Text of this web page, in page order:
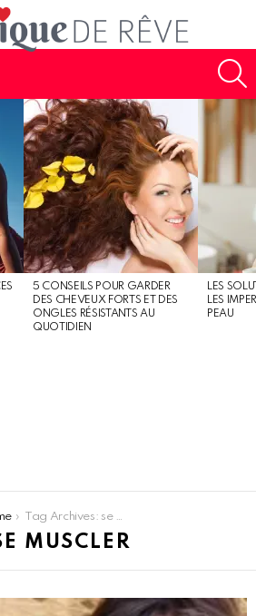
5 CONSEILS POUR GARDER
DES CHEVEUX FORTS ET DES
ONGLES RÉSISTANTS AU
QUOTIDIEN
LES
LES
PEAU
Tag Archives: se muscler
MUSCLER